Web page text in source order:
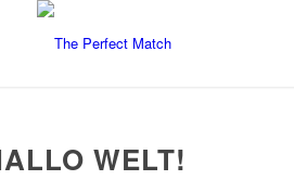
WELT!